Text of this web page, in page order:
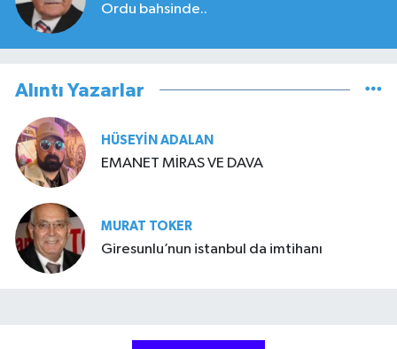
Ordu bahsinde..
Alıntı Yazarlar
HÜSEYIN ADALAN
EMANET MİRAS VE DAVA
MURAT TOKER
Giresunlu’nun istanbul da imtihanı